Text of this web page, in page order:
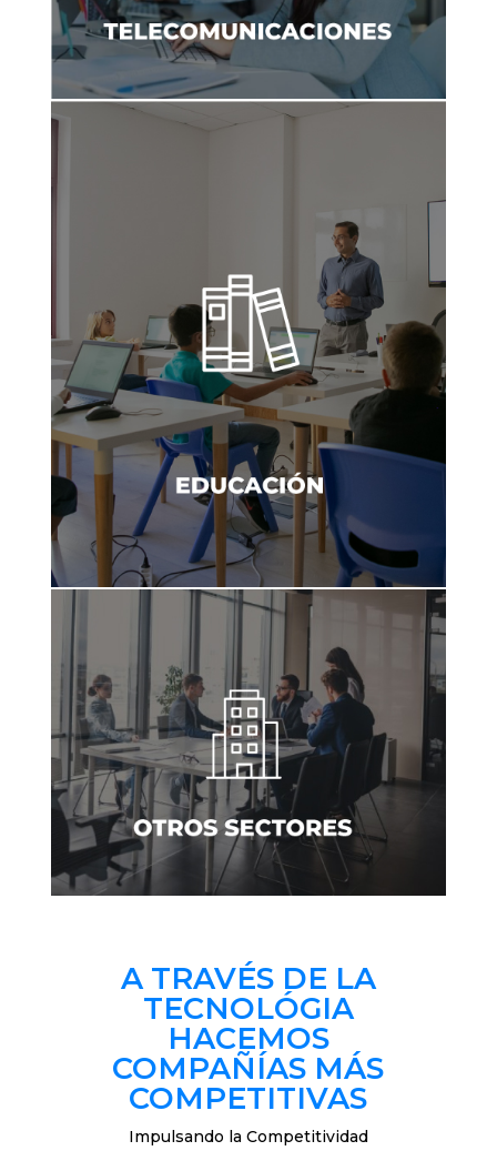
A TRAVÉS DE LA
TECNOLÓGIA
HACEMOS
COMPAÑÍAS MÁS
COMPETITIVAS
Impulsando la Competitividad